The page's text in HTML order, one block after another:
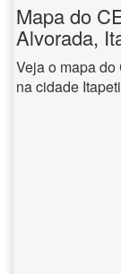
Mapa do
Alvorada,
Veja o mapa
na cidade